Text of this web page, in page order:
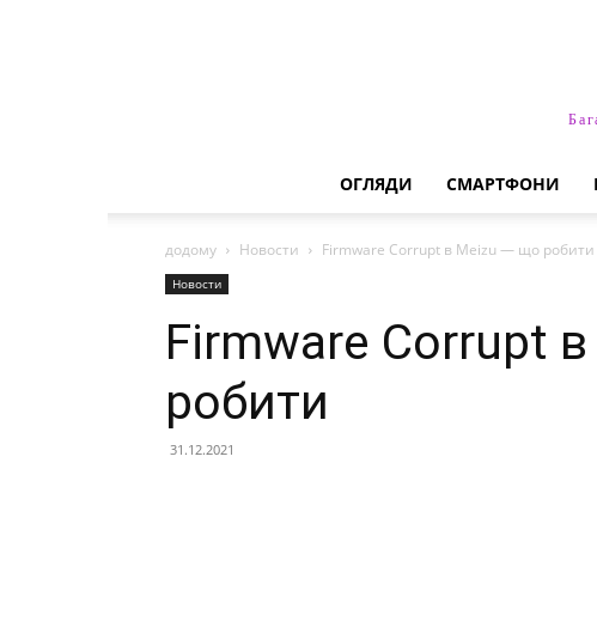
ОГЛЯДИ СМАРТФОНИ
додому Новости Firmware Corrupt в Meizu — що робити
Новости
Firmware Corrupt
робити
31.12.2021